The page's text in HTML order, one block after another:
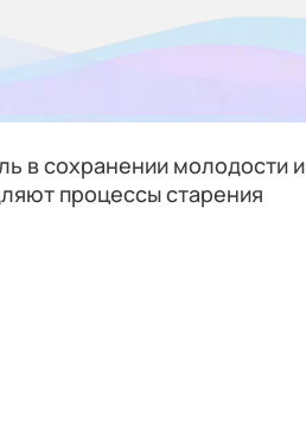
в сохранении молодости и
процессы старения